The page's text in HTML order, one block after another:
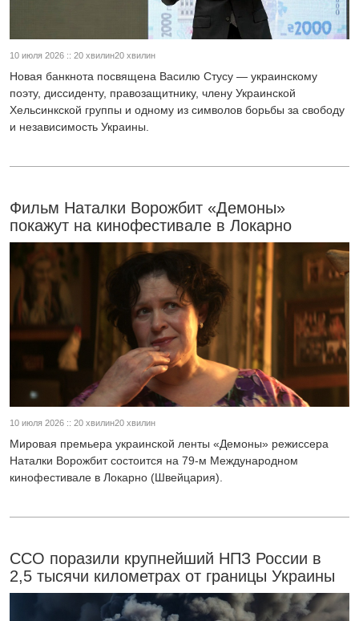
10 июля 2026 :: 20 хвилин20 хвилин
Новая банкнота посвящена Василю Стусу — украинскому
поэту, диссиденту, правозащитнику, члену Украинской
Хельсинкской группы и одному из символов борьбы за свободу
и независимость Украины.
Фильм Наталки Ворожбит «Демоны»
покажут на кинофестивале в Локарно
10 июля 2026 :: 20 хвилин20 хвилин
Мировая премьера украинской ленты «Демоны» режиссера
Наталки Ворожбит состоится на 79-м Международном
кинофестивале в Локарно (Швейцария).
ССО поразили крупнейший НПЗ России в
2,5 тысячи километрах от границы Украины